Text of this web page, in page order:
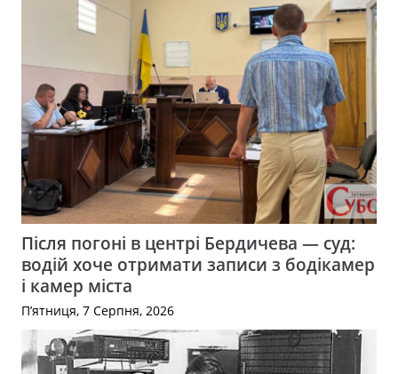
Після погоні в центрі Бердичева — суд:
водій хоче отримати записи з бодікамер
і камер міста
П’ятниця, 7 Серпня, 2026